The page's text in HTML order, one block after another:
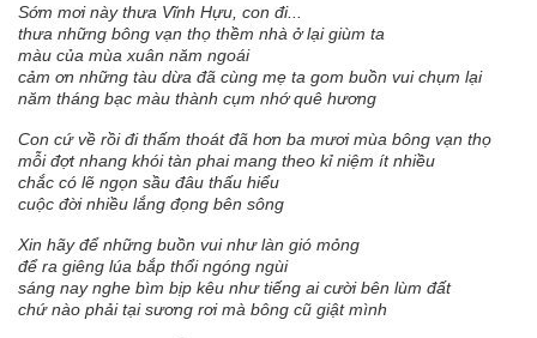
Sớm mơi này thưa Vĩnh Hựu, con đi...
thưa những bông vạn thọ thềm nhà ở lại giùm ta
màu của mùa xuân năm ngoái
cảm ơn những tàu dừa đã cùng mẹ ta gom buồn vui chụm lại
năm tháng bạc màu thành cụm nhớ quê hương
Con cứ về rồi đi thấm thoát đã hơn ba mươi mùa bông vạn thọ
mỗi đợt nhang khói tàn phai mang theo kỉ niệm ít nhiều
chắc có lẽ ngọn sầu đâu thấu hiểu
cuộc đời nhiều lắng đọng bên sông
Xin hãy để những buồn vui như làn gió mỏng
để ra giêng lúa bắp thổi ngóng ngùi
sáng nay nghe bìm bịp kêu như tiếng ai cười bên lùm đất
chứ nào phải tại sương rơi mà bông cũ giật mình